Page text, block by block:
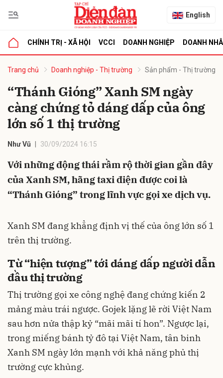
English
CHÍNH TRỊ - XÃ HỘI VCCI DOANH NGHIỆP DOANH
Trang chủ Doanh nghiệp - Thị trường Sản phẩm - Thị trường
“Thánh Gióng” Xanh SM ngày
càng chứng tỏ dáng dấp của ông
lớn số 1 thị trường
Như Vũ 30/09/2024 16:15
Với những động thái rầm rộ thời gian gần đây
của Xanh SM, hãng taxi điện được coi là
“Thánh Gióng” trong lĩnh vực gọi xe dịch vụ.
Xanh SM đang khẳng định vị thế của ông lớn số 1
trên thị trường.
Từ “hiện tượng” tới dáng dấp người dẫn
đầu thị trường
Thị trường gọi xe công nghệ đang chứng kiến 2
mảng màu trái ngược. Gojek lặng lẽ rời Việt Nam
sau hơn nửa thập kỷ “mãi mãi tí hon”. Ngược lại,
trong miếng bánh tỷ đô tại Việt Nam, tân binh
Xanh SM ngày lớn mạnh với khả năng phủ thị
trường cực khủng.
luận
Hủy